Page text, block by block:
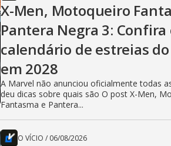
X-Men, Motoqueiro
Pantera Negra 3: Confira
calendário de estreias do
em 2028
A Marvel não anunciou oficialmente todas
deu dicas sobre quais são O post X-Men,
Fantasma e Pantera...
O VÍCIO / 06/08/2026